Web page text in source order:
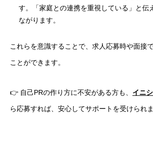
す。「家庭との連携を重視している」と伝
ながります。
これらを意識することで、求人応募時や面接
ことができます。
👉 自己PRの作り方に不安がある方も、 イニ
ら応募すれば、安心してサポートを受けられま